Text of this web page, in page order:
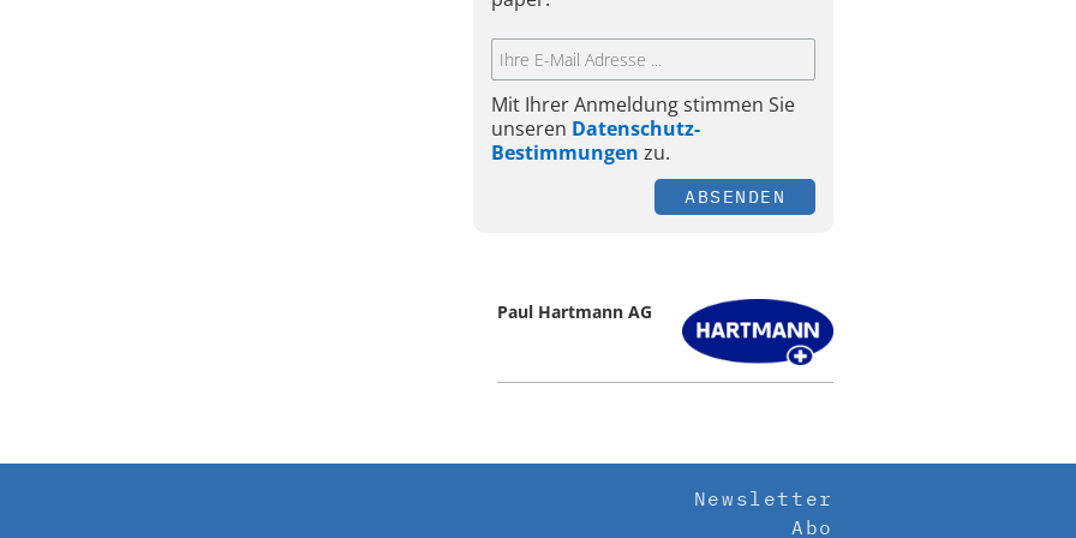
Mit Ihrer Anmeldung stimmen Sie
unseren Datenschutz-
Bestimmungen zu.
ABSENDEN
Paul Hartmann AG
Newsletter
Abo